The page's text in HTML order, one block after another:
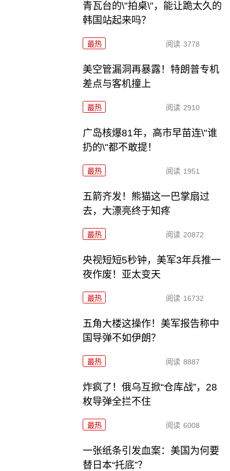
青瓦台的\"拍桌\"，能让跪太久的
韩国站起来吗？
最热 阅读 3778
美空管漏洞再暴露！特朗普专机
差点与客机撞上
最热 阅读 2910
广岛核爆81年，高市早苗连\"谁
扔的\"都不敢提！
最热 阅读 1951
五箭齐发！熊猫这一巴掌扇过
去，大漂亮终于知疼
最热 阅读 20872
央视短短5秒钟，美军3年兵推一
夜作废！亚太变天
最热 阅读 16732
五角大楼这操作！美军报告称中
国导弹不如伊朗？
最热 阅读 8887
炸疯了！俄乌互掀“仓库战”，28
枚导弹全拦不住
最热 阅读 6008
一张纸条引发血案：美国为何要
替日本“托底”？